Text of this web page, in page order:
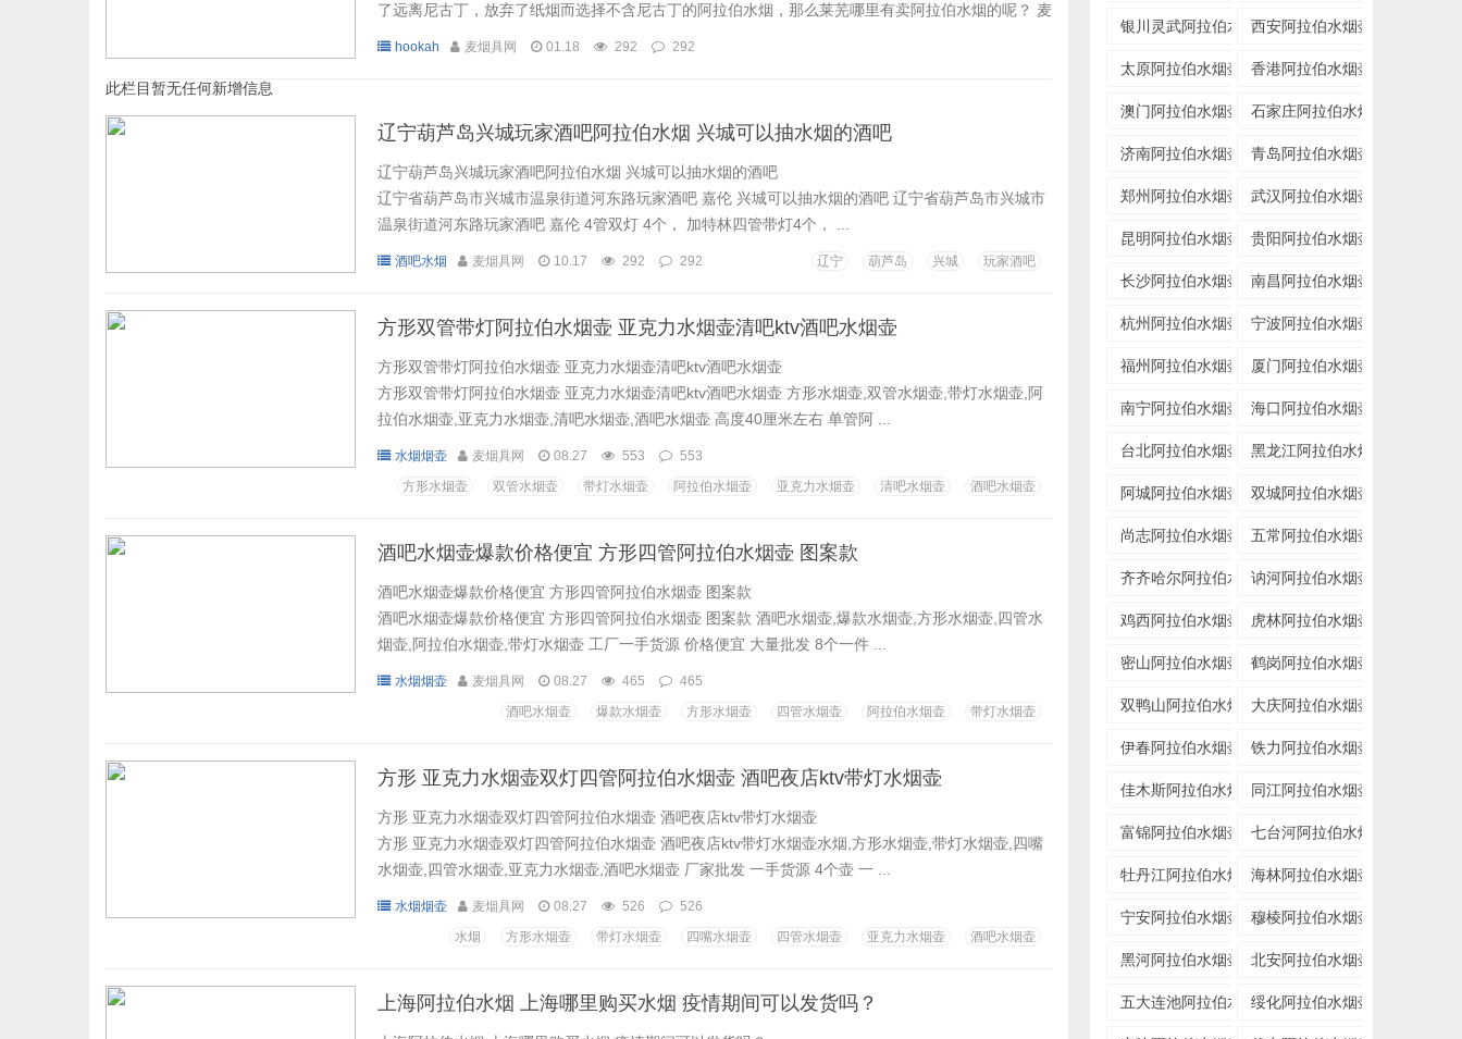
了远离尼古丁，放弃了纸烟而选择不含尼古丁的阿拉伯水烟，那么莱芜哪里有卖阿拉伯水烟的呢？ 麦
hookah 麦烟具网 01.18 292 292
此栏目暂无任何新增信息
辽宁葫芦岛兴城玩家酒吧阿拉伯水烟 兴城可以抽水烟的酒吧
辽宁葫芦岛兴城玩家酒吧阿拉伯水烟 兴城可以抽水烟的酒吧
辽宁省葫芦岛市兴城市温泉街道河东路玩家酒吧 嘉伦 兴城可以抽水烟的酒吧 辽宁省葫芦岛市兴城市
温泉街道河东路玩家酒吧 嘉伦 4管双灯 4个， 加特林四管带灯4个， ...
酒吧水烟 麦烟具网 10.17 292 292 辽宁 葫芦岛 兴城 玩家酒吧
方形双管带灯阿拉伯水烟壶 亚克力水烟壶清吧ktv酒吧水烟壶
方形双管带灯阿拉伯水烟壶 亚克力水烟壶清吧ktv酒吧水烟壶
方形双管带灯阿拉伯水烟壶 亚克力水烟壶清吧ktv酒吧水烟壶 方形水烟壶,双管水烟壶,带灯水烟壶,阿
拉伯水烟壶,亚克力水烟壶,清吧水烟壶,酒吧水烟壶 高度40厘米左右 单管阿 ...
水烟烟壶 麦烟具网 08.27 553
553
方形水烟壶
双管水烟壶 带灯水烟壶 阿拉伯水烟壶 亚克力水烟壶 清吧水烟壶 酒吧水烟壶
酒吧水烟壶爆款价格便宜 方形四管阿拉伯水烟壶 图案款
酒吧水烟壶爆款价格便宜 方形四管阿拉伯水烟壶 图案款
酒吧水烟壶爆款价格便宜 方形四管阿拉伯水烟壶 图案款 酒吧水烟壶,爆款水烟壶,方形水烟壶,四管水
烟壶,阿拉伯水烟壶,带灯水烟壶 工厂一手货源 价格便宜 大量批发 8个一件 ...
水烟烟壶 麦烟具网 08.27 465
465
酒吧水烟壶
爆款水烟壶 方形水烟壶 四管水烟壶 阿拉伯水烟壶 带灯水烟壶
方形 亚克力水烟壶双灯四管阿拉伯水烟壶 酒吧夜店ktv带灯水烟壶
方形 亚克力水烟壶双灯四管阿拉伯水烟壶 酒吧夜店ktv带灯水烟壶
方形 亚克力水烟壶双灯四管阿拉伯水烟壶 酒吧夜店ktv带灯水烟壶水烟,方形水烟壶,带灯水烟壶,四嘴
水烟壶,四管水烟壶,亚克力水烟壶,酒吧水烟壶 厂家批发 一手货源 4个壶 一 ...
水烟烟壶 麦烟具网 08.27 526
526
水烟
方形水烟壶 带灯水烟壶 四嘴水烟壶 四管水烟壶 亚克力水烟壶 酒吧水烟壶
上海阿拉伯水烟 上海哪里购买水烟 疫情期间可以发货吗？
银川灵武阿拉伯水烟壶专卖店西安阿拉伯水烟壶专卖店
太原阿拉伯水烟壶专卖店香港阿拉伯水烟壶专卖店
澳门阿拉伯水烟壶专卖店石家庄阿拉伯水烟壶专卖店
济南阿拉伯水烟壶专卖店青岛阿拉伯水烟壶专卖店
郑州阿拉伯水烟壶专卖店武汉阿拉伯水烟壶专卖店
昆明阿拉伯水烟壶专卖店贵阳阿拉伯水烟壶专卖店
长沙阿拉伯水烟壶专卖店南昌阿拉伯水烟壶专卖店
杭州阿拉伯水烟壶专卖店宁波阿拉伯水烟壶专卖店
福州阿拉伯水烟壶专卖店厦门阿拉伯水烟壶专卖店
南宁阿拉伯水烟壶专卖店海口阿拉伯水烟壶专卖店
台北阿拉伯水烟壶专卖店黑龙江阿拉伯水烟壶专卖店
阿城阿拉伯水烟壶专卖店双城阿拉伯水烟壶专卖店
尚志阿拉伯水烟壶专卖店五常阿拉伯水烟壶专卖店
齐齐哈尔阿拉伯水烟壶专卖店讷河阿拉伯水烟壶专卖店
鸡西阿拉伯水烟壶专卖店虎林阿拉伯水烟壶专卖店
密山阿拉伯水烟壶专卖店鹤岗阿拉伯水烟壶专卖店
双鸭山阿拉伯水烟壶专卖店大庆阿拉伯水烟壶专卖店
伊春阿拉伯水烟壶专卖店铁力阿拉伯水烟壶专卖店
佳木斯阿拉伯水烟壶专卖店同江阿拉伯水烟壶专卖店
富锦阿拉伯水烟壶专卖店七台河阿拉伯水烟壶专卖店
牡丹江阿拉伯水烟壶专卖店海林阿拉伯水烟壶专卖店
宁安阿拉伯水烟壶专卖店穆棱阿拉伯水烟壶专卖店
黑河阿拉伯水烟壶专卖店北安阿拉伯水烟壶专卖店
五大连池阿拉伯水烟壶专卖店绥化阿拉伯水烟壶专卖店